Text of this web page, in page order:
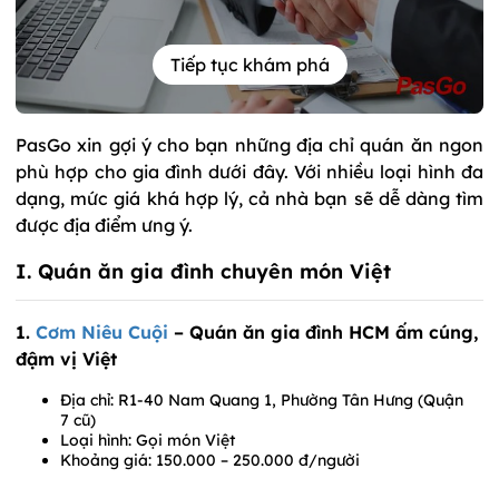
Tiếp tục khám phá
PasGo xin gợi ý cho bạn những địa chỉ quán ăn ngon
phù hợp cho gia đình dưới đây. Với nhiều loại hình đa
dạng, mức giá khá hợp lý, cả nhà bạn sẽ dễ dàng tìm
được địa điểm ưng ý.
I. Quán ăn gia đình chuyên món Việt
1. Cơm Niêu Cuội – Quán ăn gia đình HCM ấm cúng,
đậm vị Việt
Địa chỉ: R1-40 Nam Quang 1, Phường Tân Hưng (Quận
7 cũ)
Loại hình: Gọi món Việt
Khoảng giá: 150.000 – 250.000 đ/người